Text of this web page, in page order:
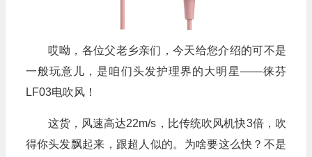
哎呦，各位父老乡亲们，今天给您介绍的可不是
一般玩意儿，是咱们头发护理界的大明星——徕芬
LF03电吹风！
这货，风速高达22m/s，比传统吹风机快3倍，吹
得你头发飘起来，跟超人似的。为啥要这么快？不是